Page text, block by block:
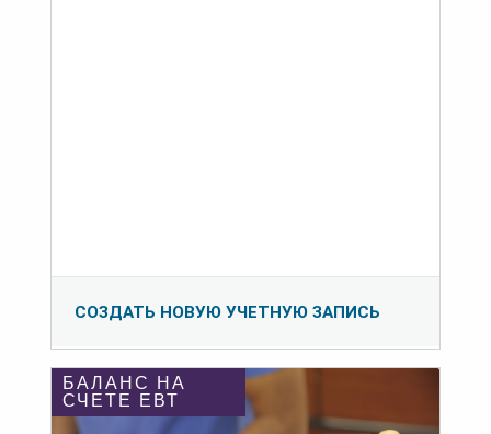
СОЗДАТЬ НОВУЮ УЧЕТНУЮ ЗАПИСЬ
БАЛАНС НА
СЧЕТЕ ЕВТ